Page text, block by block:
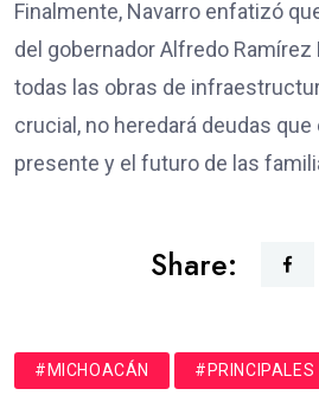
Finalmente, Navarro enfatizó
del gobernador Alfredo Ramírez
todas las obras de
crucial, no heredará deudas que
presente y el futuro de las
Share:
#MICHOACÁN #PRINCIPALES